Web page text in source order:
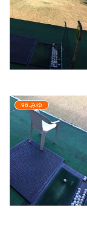
96.みゆ